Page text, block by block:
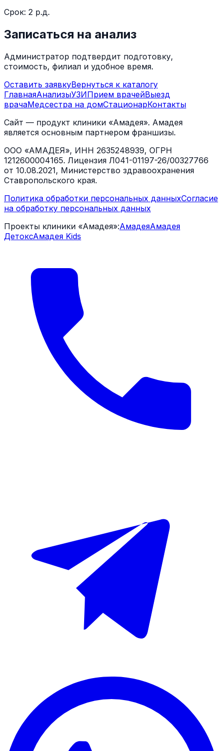
Срок: 2 р.д.
Записаться на анализ
Администратор подтвердит подготовку,
стоимость, филиал и удобное время.
Оставить заявкуВернуться к каталогу
ГлавнаяАнализыУЗИПрием врачейВыезд
врачаМедсестра на домСтационарКонтакты
Сайт — продукт клиники «Амадея». Амадея
является основным партнером франшизы.
ООО «АМАДЕЯ», ИНН 2635248939, ОГРН
1212600004165. Лицензия Л041-01197-26/00327766
от 10.08.2021, Министерство здравоохранения
Ставропольского края.
Политика обработки персональных данныхСогласие
на обработку персональных данных
Проекты клиники «Амадея»:АмадеяАмадея
ДетоксАмадея Kids